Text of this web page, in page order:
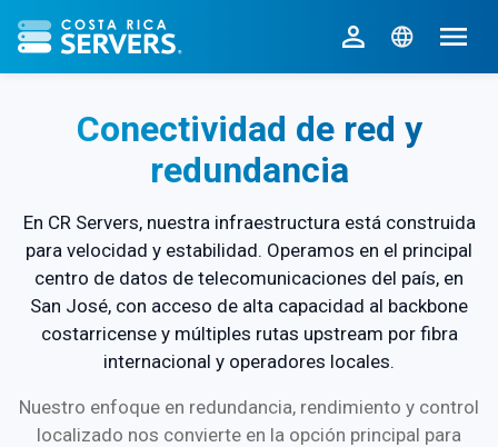
CR Servers inicio
Conectividad de red y
redundancia
En CR Servers, nuestra infraestructura está construida
para velocidad y estabilidad. Operamos en el principal
centro de datos de telecomunicaciones del país, en
San José, con acceso de alta capacidad al backbone
costarricense y múltiples rutas upstream por fibra
internacional y operadores locales.
Nuestro enfoque en redundancia, rendimiento y control
localizado nos convierte en la opción principal para